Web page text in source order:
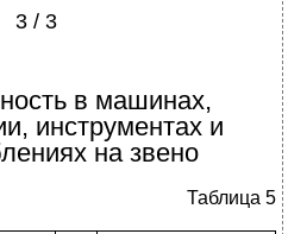
3 / 3
в машинах,
инструментах и
на звено
Таблица 5